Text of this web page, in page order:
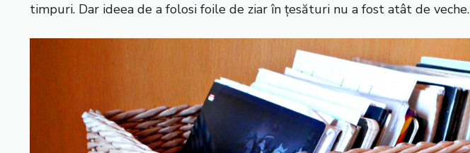
timpuri. Dar ideea de a folosi foile de ziar în țesături nu a fost atât de veche.